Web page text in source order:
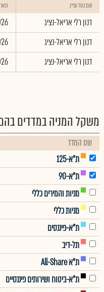
שם בעל עניין
דנון רלי אריאל-נציג
דנון רלי אריאל-נציג
דנון רלי אריאל-נציג
משקל המניה במדדים
שם המדד
ת"א-125
ת"א-90
מניות והמירים כללי
מניות כללי
ת"א-פיננסים
תל-דיב
ת"א All-Share
ת"א-ביטוח ושירותים פיננסיים